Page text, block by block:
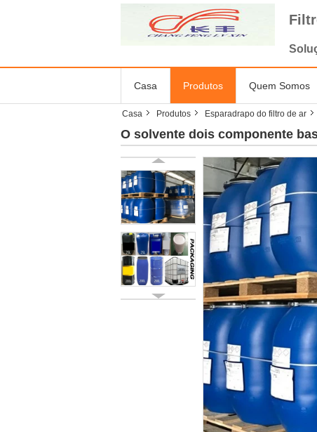
Casa Produtos Quem Somos
Casa Produtos Esparadrapo do filtro de ar
O solvente dois componente